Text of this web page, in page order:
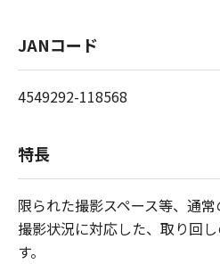
JANコード
4549292-118568
特長
限られた撮影スペース等、通
撮影状況に対応した、取り回
す。